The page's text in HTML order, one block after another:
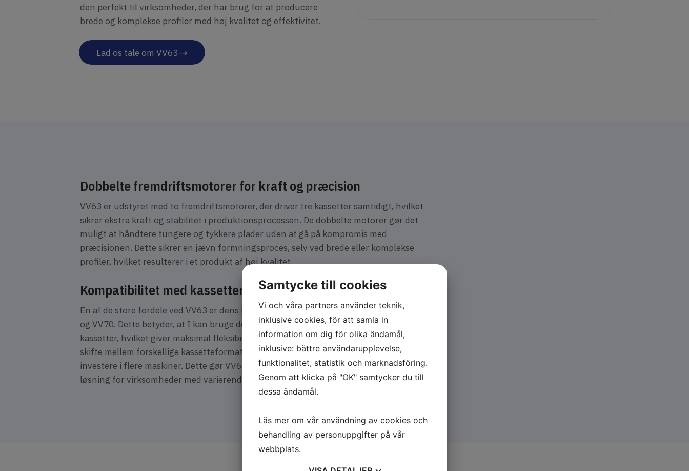
den perfekt til virksomheder, der har brug for at producere
brede og komplekse profiler med høj kvalitet og effektivitet.
Lad os tale om VV63 ⇢
Dobbelte fremdriftsmotorer for kraft og præcision
VV63 er udstyret med to fremdriftsmotorer, der driver tre kassetter samtidigt, hvilket
sikrer ekstra kraft og stabilitet i produktionsprocessen. De dobbelte motorer gør det
muligt at håndtere tungere og tykkere plader uden at gå på kompromis med
præcisionen. Dette sikrer en jævn formningsproces, selv ved brede eller komplekse
profiler, hvilket resulterer i et produkt af høj kvalitet.
Kompatibilitet med kassetter fra VV50 og VV70
En af de store fordele ved VV63 er dens kompatibilitet med kassetter fra både VV50
og VV70. Dette betyder, at I kan bruge den samme maskinbase til flere forskellige
kassetter, hvilket giver maksimal fleksibilitet i produktionen. Ved hurtigt at kunne
skifte mellem forskellige kassetteformater kan I tilpasse produktionen uden at
investere i flere maskiner. Dette gør VV63 til en alsidig og omkostningseffektiv
løsning for virksomheder med varierende produktionsbehov.
Samtycke till cookies
Vi och våra partners använder teknik,
inklusive cookies, för att samla in
information om dig för olika ändamål,
inklusive: bättre användarupplevelse,
funktionalitet, statistik och marknadsföring.
Genom att klicka på "OK" samtycker du till
dessa ändamål.
Läs mer om vår användning av cookies och
behandling av personuppgifter på vår
webbplats.